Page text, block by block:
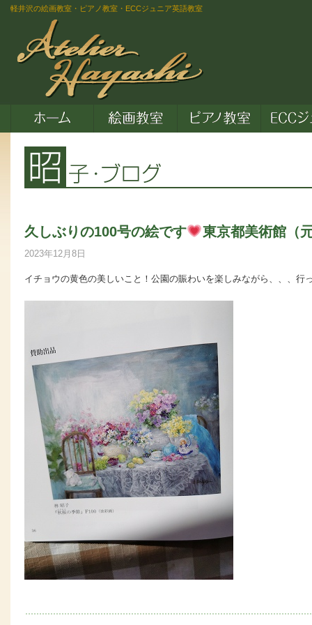
軽井沢の絵画教室・ピアノ教室・ECCジュニア英語教室
久しぶりの100号の絵です 東京都美術館（
2023年12月8日
イチョウの黄色の美しいこと！公園の賑わいを楽しみながら、、、行